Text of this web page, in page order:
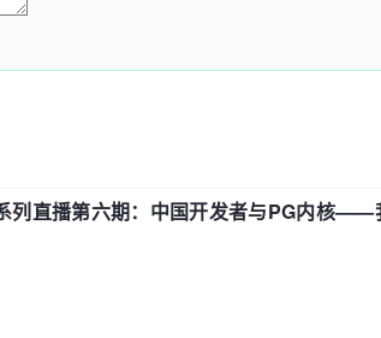
列直播第六期：中国开发者与PG内核——